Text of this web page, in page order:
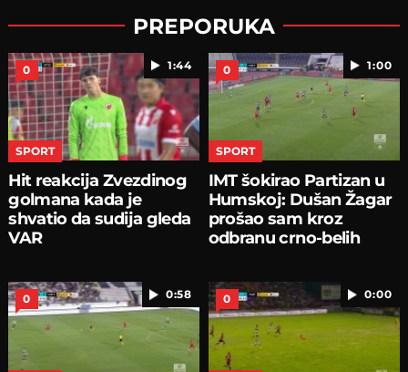
PREPORUKA
1:44
0
SPORT
Hit reakcija Zvezdinog
golmana kada je
shvatio da sudija gleda
VAR
1:00
0
SPORT
IMT šokirao Partizan u
Humskoj: Dušan Žagar
prošao sam kroz
odbranu crno-belih
0:58
0 0:00
0